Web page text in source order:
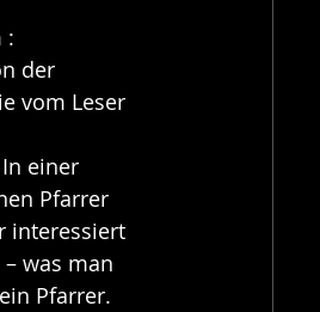
:
der
vom Leser
einer
Pfarrer
interessiert
was man
Pfarrer.